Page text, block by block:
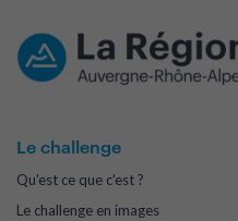
Le challenge
Qu'est ce que c'est ?
Le challenge en images